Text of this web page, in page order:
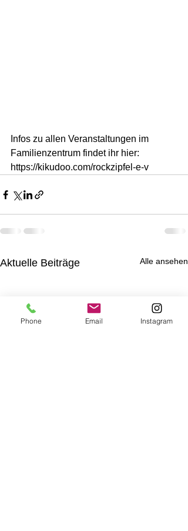
Infos zu allen Veranstaltungen im
Familienzentrum findet ihr hier:
https://kikudoo.com/rockzipfel-e-v
Aktuelle Beiträge Alle ansehen
Phone Email Instagram